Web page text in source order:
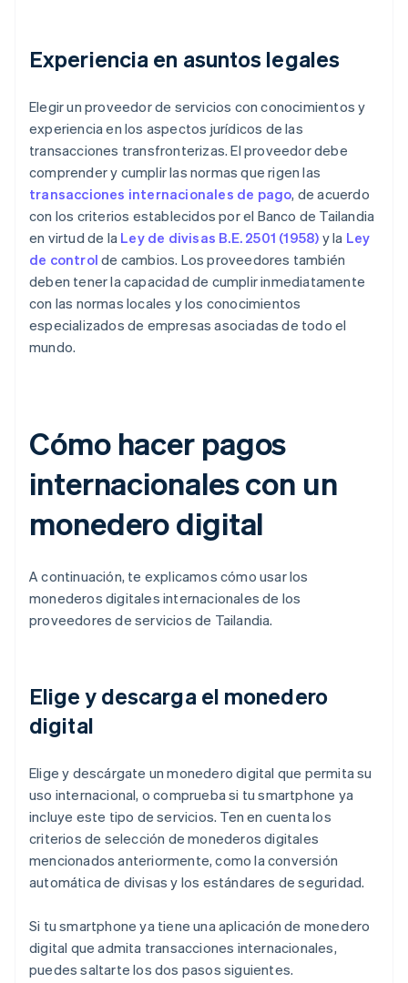
Experiencia en asuntos legales
Elegir un proveedor de servicios con conocimientos y
experiencia en los aspectos jurídicos de las
transacciones transfronterizas. El proveedor debe
comprender y cumplir las normas que rigen las
transacciones internacionales de pago, de acuerdo
con los criterios establecidos por el Banco de Tailandia
en virtud de la Ley de divisas B.E. 2501 (1958) y la Ley
de control de cambios. Los proveedores también
deben tener la capacidad de cumplir inmediatamente
con las normas locales y los conocimientos
especializados de empresas asociadas de todo el
mundo.
Cómo hacer pagos
internacionales con un
monedero digital
A continuación, te explicamos cómo usar los
monederos digitales internacionales de los
proveedores de servicios de Tailandia.
Elige y descarga el monedero
digital
Elige y descárgate un monedero digital que permita su
uso internacional, o comprueba si tu smartphone ya
incluye este tipo de servicios. Ten en cuenta los
criterios de selección de monederos digitales
mencionados anteriormente, como la conversión
automática de divisas y los estándares de seguridad.
Si tu smartphone ya tiene una aplicación de monedero
digital que admita transacciones internacionales,
puedes saltarte los dos pasos siguientes.